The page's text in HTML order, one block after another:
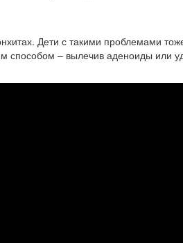
Дети с такими проблемами
способом – вылечив аденоиды или